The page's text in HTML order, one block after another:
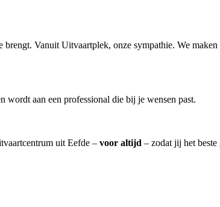
Vanuit Uitvaartplek, onze sympathie. We
wordt aan een professional die bij je wensen past.
uit Eefde – voor altijd – zodat jij het